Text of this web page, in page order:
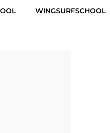
WINGSURFSCHOOL